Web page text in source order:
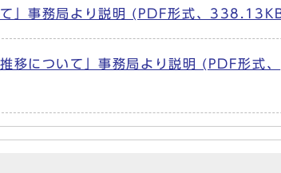
て」事務局より説明 (PDF形式、
移について」事務局より説明 (PDF形式、